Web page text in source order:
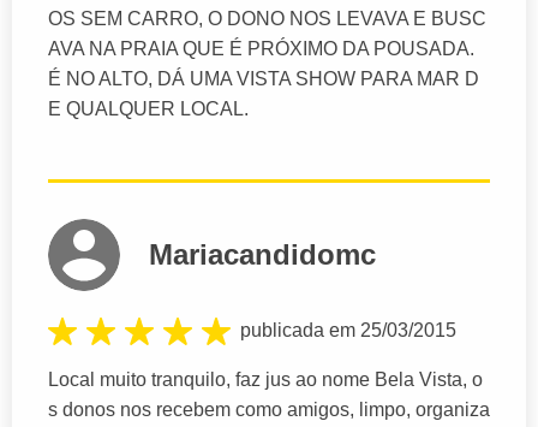
OS SEM CARRO, O DONO NOS LEVAVA E BUSC
AVA NA PRAIA QUE É PRÓXIMO DA POUSADA.
É NO ALTO, DÁ UMA VISTA SHOW PARA MAR D
E QUALQUER LOCAL.
Mariacandidomc
publicada em 25/03/2015
Local muito tranquilo, faz jus ao nome Bela Vista, o
s donos nos recebem como amigos, limpo, organiza